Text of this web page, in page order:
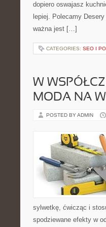
dopiero oswajasz
lepiej. Polecamy
ważna jest […]
CATEGORIES: SEO I
W
MODA NA
POSTED BY ADMIN
sylwetkę, ćwicząc i
spodziewane efekty w